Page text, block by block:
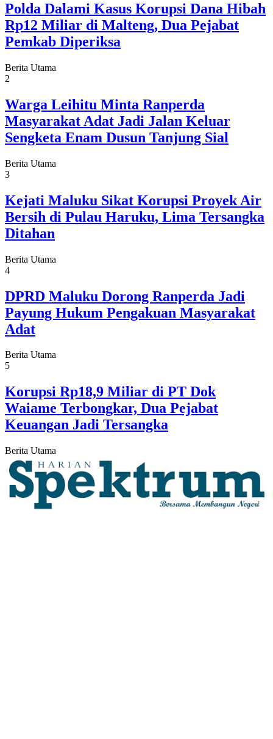
Polda Dalami Kasus Korupsi Dana Hibah
Rp12 Miliar di Malteng, Dua Pejabat
Pemkab Diperiksa
Berita Utama
2
Warga Leihitu Minta Ranperda
Masyarakat Adat Jadi Jalan Keluar
Sengketa Enam Dusun Tanjung Sial
Berita Utama
3
Kejati Maluku Sikat Korupsi Proyek Air
Bersih di Pulau Haruku, Lima Tersangka
Ditahan
Berita Utama
4
DPRD Maluku Dorong Ranperda Jadi
Payung Hukum Pengakuan Masyarakat
Adat
Berita Utama
5
Korupsi Rp18,9 Miliar di PT Dok
Waiame Terbongkar, Dua Pejabat
Keuangan Jadi Tersangka
Berita Utama